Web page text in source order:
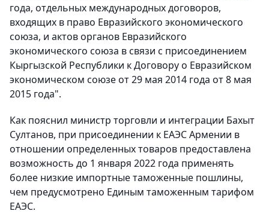
года, отдельных международных договоров,
входящих в право Евразийского экономического
союза, и актов органов Евразийского
экономического союза в связи с присоединением
Кыргызской Республики к Договору о Евразийском
экономическом союзе от 29 мая 2014 года от 8 мая
2015 года".
Как пояснил министр торговли и интеграции Бахыт
Султанов, при присоединении к ЕАЭС Армении в
отношении определенных товаров предоставлена
возможность до 1 января 2022 года применять
более низкие импортные таможенные пошлины,
чем предусмотрено Единым таможенным тарифом
ЕАЭС.